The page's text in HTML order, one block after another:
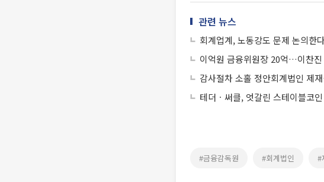
관련 뉴스
회계업계, 노동강도 문제 논의한
이억원 금융위원장 20억…이찬
감사절차 소홀 정안회계법인 제
테더ㆍ써클, 엇갈린 스테이블코
#금융감독원 #회계법인 #